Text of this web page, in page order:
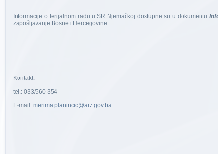
Informacije o ferijalnom radu u SR Njemačkoj dostupne su u dokumentu
zapošljavanje Bosne i Hercegovine.
Kontakt:
tel.: 033/560 354
E-mail: merima.planincic@arz.gov.ba